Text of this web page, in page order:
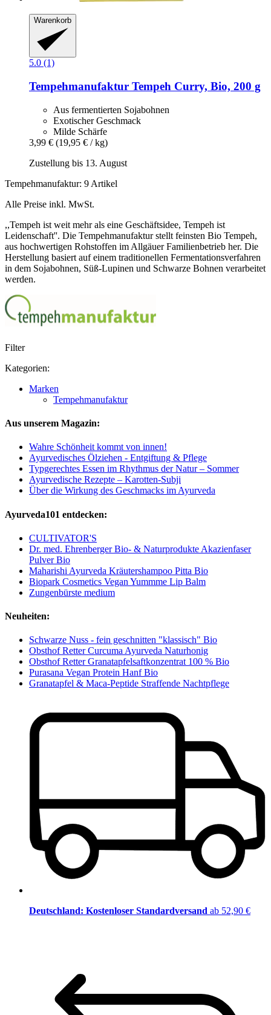
Warenkorb
5.0 (1)
Tempehmanufaktur Tempeh Curry, Bio, 200 g
Aus fermentierten Sojabohnen
Exotischer Geschmack
Milde Schärfe
3,99 € (19,95 € / kg)
Zustellung bis 13. August
Tempehmanufaktur: 9 Artikel
Alle Preise inkl. MwSt.
,,Tempeh ist weit mehr als eine Geschäftsidee, Tempeh ist
Leidenschaft''. Die Tempehmanufaktur stellt feinsten Bio Tempeh,
aus hochwertigen Rohstoffen im Allgäuer Familienbetrieb her. Die
Herstellung basiert auf einem traditionellen Fermentationsverfahren
in dem Sojabohnen, Süß-Lupinen und Schwarze Bohnen verarbeitet
werden.
Filter
Kategorien:
Marken
Tempehmanufaktur
Aus unserem Magazin:
Wahre Schönheit kommt von innen!
Ayurvedisches Ölziehen - Entgiftung & Pflege
Typgerechtes Essen im Rhythmus der Natur – Sommer
Ayurvedische Rezepte – Karotten-Subji
Über die Wirkung des Geschmacks im Ayurveda
Ayurveda101 entdecken:
CULTIVATOR'S
Dr. med. Ehrenberger Bio- & Naturprodukte Akazienfaser
Pulver Bio
Maharishi Ayurveda Kräutershampoo Pitta Bio
Biopark Cosmetics Vegan Yummme Lip Balm
Zungenbürste medium
Neuheiten:
Schwarze Nuss - fein geschnitten "klassisch" Bio
Obsthof Retter Curcuma Ayurveda Naturhonig
Obsthof Retter Granatapfelsaftkonzentrat 100 % Bio
Purasana Vegan Protein Hanf Bio
Granatapfel & Maca-Peptide Straffende Nachtpflege
Deutschland: Kostenloser Standardversand ab 52,90 €